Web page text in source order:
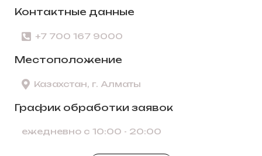
Контактные данные
+7 700 167 9000
Местоположение
Казахстан, г. Алматы
График обработки заявок
ежедневно с 10:00 - 20:00